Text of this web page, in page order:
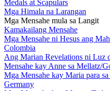
Medals at Scapulars
Mga Himala na Larangan
Mga Mensahe mula sa Langit
Kamakailang Mensahe
Mga Mensahe ni Hesus ang
Colombia
Ang Marian Revelations ni Luz
Mensahe kay Anne sa Mellatz/
Mga Mensahe kay Maria para
Germany